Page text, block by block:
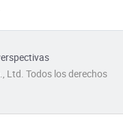
Ltd. Todos los derechos